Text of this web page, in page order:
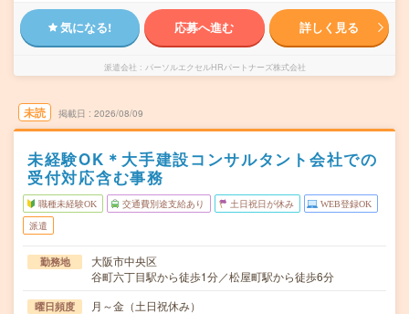
気になる! 応募へ進む 詳しく見る
派遣会社 パーソルエクセルHRパートナーズ株式会社
未読 掲載日 2026/08/09
未経験OK＊大手建設コンサルタント会社での
受付対応含む事務
職種未経験OK 交通費別途支給あり 土日祝日が休み WEB登録OK
派遣
勤務地
大阪市中央区
谷町六丁目駅から徒歩1分／松屋町駅から徒歩6分
曜日頻度 月～金（土日祝休み）